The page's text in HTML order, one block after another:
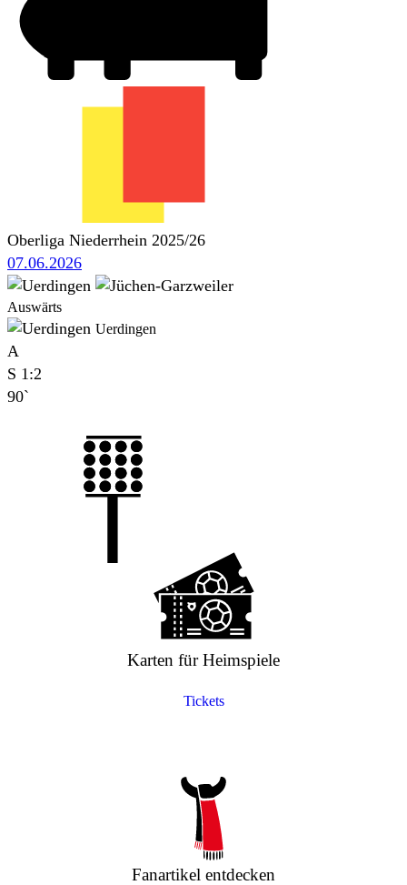
Oberliga Niederrhein 2025/26
07.06.2026
Auswärts
Uerdingen
A
S 1:2
90`
Karten für Heimspiele
Tickets
Fanartikel entdecken